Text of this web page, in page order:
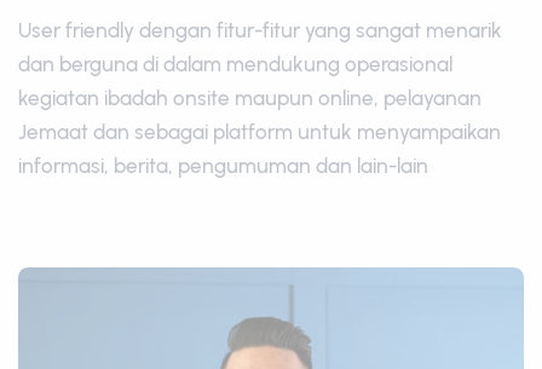
User friendly dengan fitur-fitur yang sangat menarik
dan berguna di dalam mendukung operasional
kegiatan ibadah onsite maupun online, pelayanan
Jemaat dan sebagai platform untuk menyampaikan
informasi, berita, pengumuman dan lain-lain